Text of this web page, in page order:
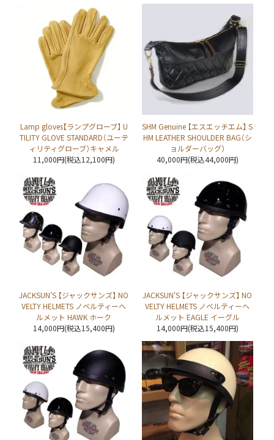
Lamp gloves【ランプグローブ】 U
TILITY GLOVE STANDARD（ユーテ
ィリティグローブ）キャメル
11,000円(税込12,100円)
SHM Genuine 【エスエッチエム】 S
HM LEATHER SHOULDER BAG（シ
ョルダーバッグ）
40,000円(税込44,000円)
JACKSUN'S 【ジャックサンズ】 NO
VELTY HELMETS ノベルティーヘ
ルメット HAWK ホーク
14,000円(税込15,400円)
JACKSUN'S 【ジャックサンズ】 NO
VELTY HELMETS ノベルティーヘ
ルメット EAGLE イーグル
14,000円(税込15,400円)